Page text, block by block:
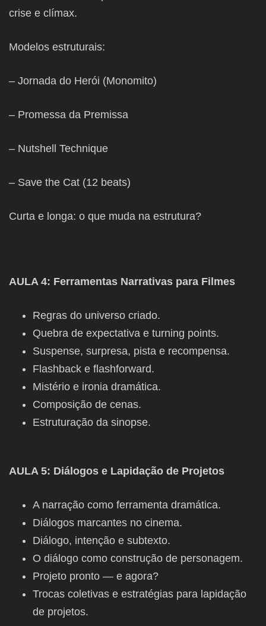
crise e clímax.
Modelos estruturais:
– Jornada do Herói (Monomito)
– Promessa da Premissa
– Nutshell Technique
– Save the Cat (12 beats)
Curta e longa: o que muda na estrutura?
AULA 4: Ferramentas Narrativas para Filmes
Regras do universo criado.
Quebra de expectativa e turning points.
Suspense, surpresa, pista e recompensa.
Flashback e flashforward.
Mistério e ironia dramática.
Composição de cenas.
Estruturação da sinopse.
AULA 5: Diálogos e Lapidação de Projetos
A narração como ferramenta dramática.
Diálogos marcantes no cinema.
Diálogo, intenção e subtexto.
O diálogo como construção de personagem.
Projeto pronto — e agora?
Trocas coletivas e estratégias para lapidação
de projetos.